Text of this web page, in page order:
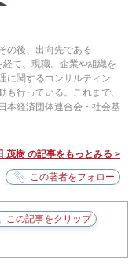
の後、出向先である
て、現職。企業や組織を
に関するコンサルティン
行っている。これまで、
本経済団体連合会・社会基
茂樹 の記事をもっとみる >